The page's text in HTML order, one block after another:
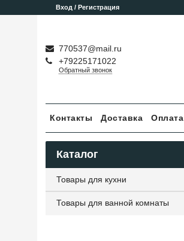
Вход / Регистрация
770537@mail.ru
+79225171022
Обратный звонок
Контакты Доставка Оплата
Каталог
Товары для кухни
Товары для ванной комнаты